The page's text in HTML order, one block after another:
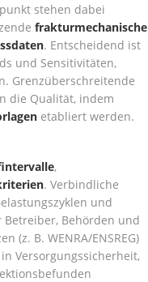
stehen dabei
frakturmechanische
. Entscheidend ist
und Sensitivitäten,
Grenzüberschreitende
die Qualität, indem
etabliert werden.
,
. Verbindliche
und
Behörden und
(z. B. WENRA/ENSREG)
Versorgungssicherheit,